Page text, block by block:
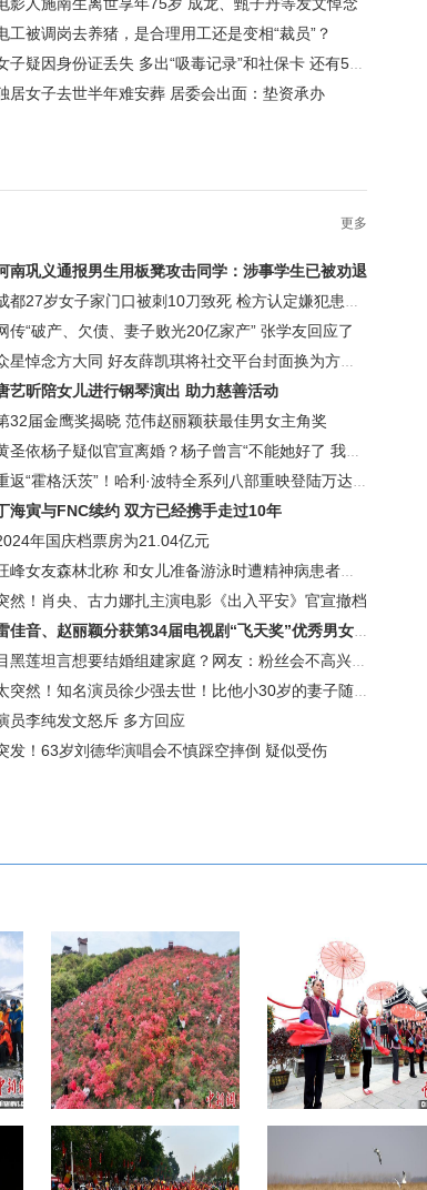
工被调岗去养猪，是合理用工还是变相“裁员”？
子疑因身份证丢失 多出“吸毒记录”和社保卡 还有590万流水
居女子去世半年难安葬 居委会出面：垫资承办
更多
南巩义通报男生用板凳攻击同学：涉事学生已被劝退
都27岁女子家门口被刺10刀致死 检方认定嫌犯患精神分裂
传“破产、欠债、妻子败光20亿家产” 张学友回应了
星悼念方大同 好友薛凯琪将社交平台封面换为方大同绘本
艺昕陪女儿进行钢琴演出 助力慈善活动
32届金鹰奖揭晓 范伟赵丽颖获最佳男女主角奖
圣依杨子疑似官宣离婚？杨子曾言“不能她好了 我和巨力集团不好”
返“霍格沃茨”！哈利·波特全系列八部重映登陆万达影城大银幕
海寅与FNC续约 双方已经携手走过10年
年国庆档票房为21.04亿元
峰女友森林北称 和女儿准备游泳时遭精神病患者骚扰
然！肖央、古力娜扎主演电影《出入平安》官宣撤档
佳音、赵丽颖分获第34届电视剧“飞天奖”优秀男女演员奖
黑莲坦言想要结婚组建家庭？网友：粉丝会不高兴的吧？
突然！知名演员徐少强去世！比他小30岁的妻子随后去世
员李纯发文怒斥 多方回应
发！63岁刘德华演唱会不慎踩空摔倒 疑似受伤
浙江瑞安圣井山千亩杜鹃花海引
游人